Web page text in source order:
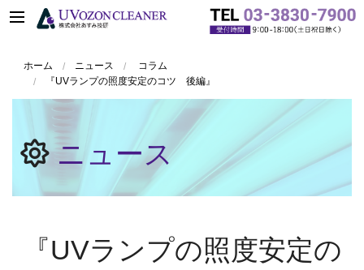
ホーム ニュース
コラム
『UVランプの照度安定のコツ 後編』
ニュース
『UVランプの照度安定の